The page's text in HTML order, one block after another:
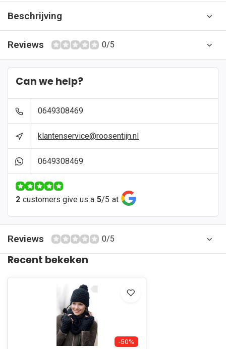
Beschrijving
Reviews 0/5
Can we help?
0649308469
klantenservice@roosentijn.nl
0649308469
2 customers give us a 5/5 at
Reviews 0/5
Recent bekeken
-50%